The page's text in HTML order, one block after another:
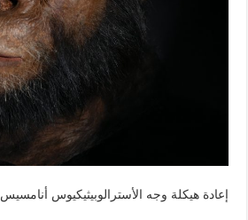
إعادة هيكلة وجه الأسترالوبيثيكيوس أنامسيس